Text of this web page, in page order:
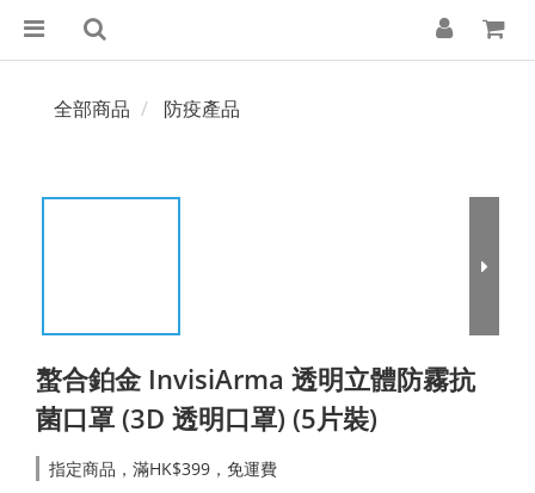
全部商品 防疫產品
螯合鉑金 InvisiArma 透明立體防霧抗
菌口罩 (3D 透明口罩) (5片裝)
指定商品，滿HK$399，免運費